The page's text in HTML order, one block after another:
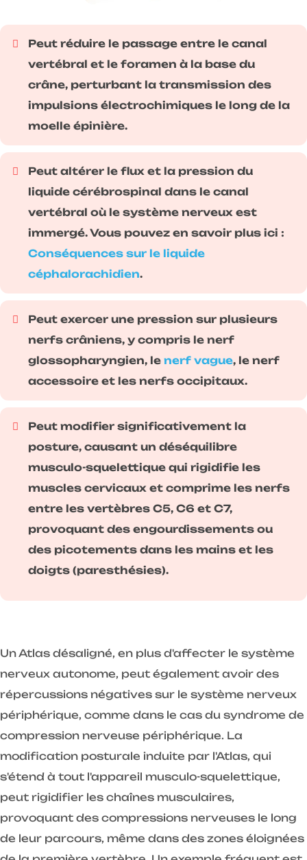
Peut réduire le passage entre le canal
vertébral et le foramen à la base du
crâne, perturbant la transmission des
impulsions électrochimiques le long de la
moelle épinière.
Peut altérer le flux et la pression du
liquide cérébrospinal dans le canal
vertébral où le système nerveux est
immergé. Vous pouvez en savoir plus ici :
Conséquences sur le liquide
céphalorachidien.
Peut exercer une pression sur plusieurs
nerfs crâniens, y compris le nerf
glossopharyngien, le nerf vague, le nerf
accessoire et les nerfs occipitaux.
Peut modifier significativement la
posture, causant un déséquilibre
musculo-squelettique qui rigidifie les
muscles cervicaux et comprime les nerfs
entre les vertèbres C5, C6 et C7,
provoquant des engourdissements ou
des picotements dans les mains et les
doigts (paresthésies).
Un Atlas désaligné, en plus d'affecter le système
nerveux autonome, peut également avoir des
répercussions négatives sur le système nerveux
périphérique, comme dans le cas du syndrome de
compression nerveuse périphérique. La
modification posturale induite par l'Atlas, qui
s'étend à tout l'appareil musculo-squelettique,
peut rigidifier les chaînes musculaires,
provoquant des compressions nerveuses le long
de leur parcours, même dans des zones éloignées